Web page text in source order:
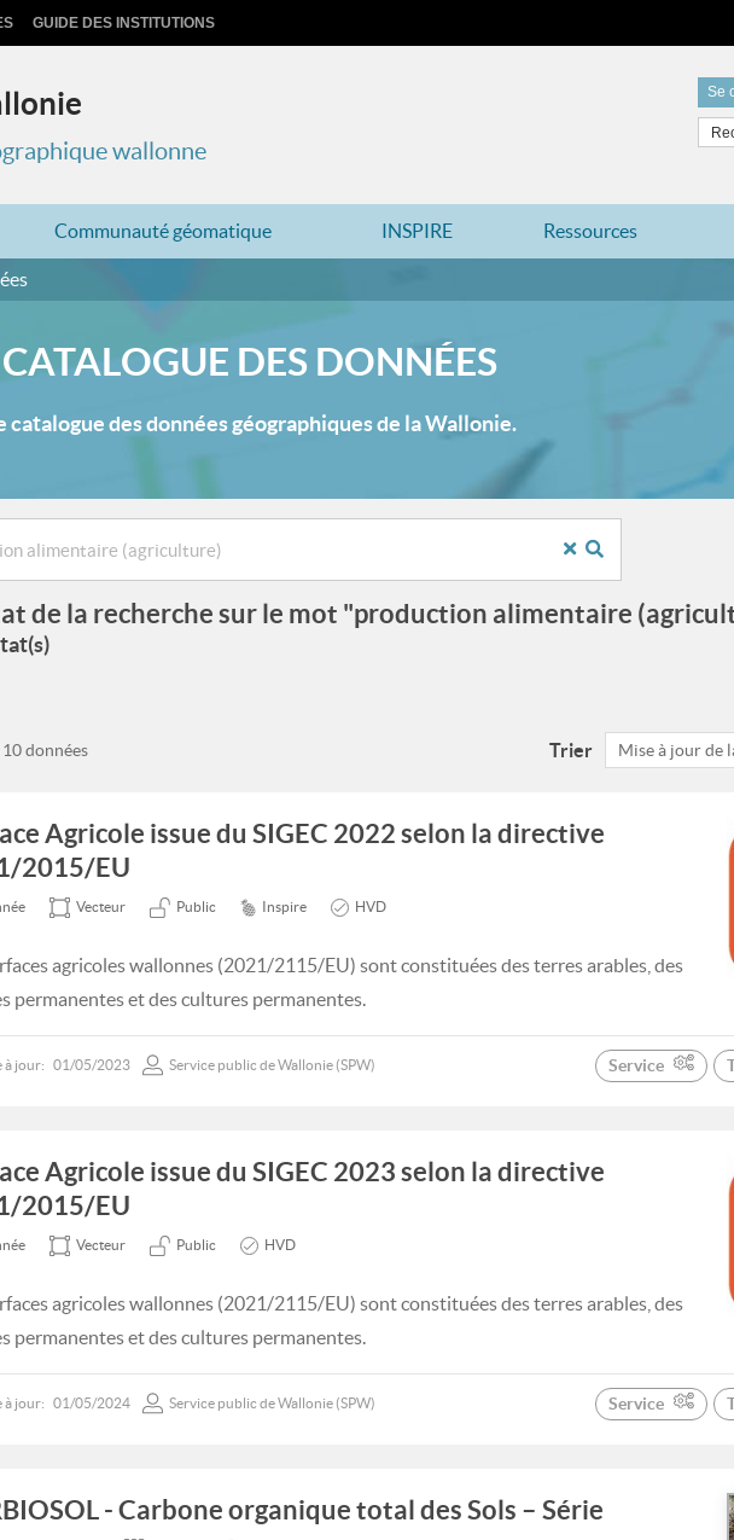
GUIDE DES INSTITUTIONS
wallonne
Se
Communauté géomatique INSPIRE Ressources
CATALOGUE DES DONNÉES
catalogue des données géographiques de la Wallonie.
de la recherche sur le mot "production alimentaire
Trier Mise à jour de
données
Agricole issue du SIGEC 2022 selon la directive
2015/EU
Vecteur Public Inspire HVD
agricoles wallonnes (2021/2115/EU) sont constituées des terres arables, des
permanentes et des cultures permanentes.
à jour: 01/05/2023 Service public de Wallonie (SPW) Service
Agricole issue du SIGEC 2023 selon la directive
2015/EU
Vecteur Public HVD
agricoles wallonnes (2021/2115/EU) sont constituées des terres arables, des
permanentes et des cultures permanentes.
à jour: 01/05/2024 Service public de Wallonie (SPW) Service
- Carbone organique total des Sols – Série